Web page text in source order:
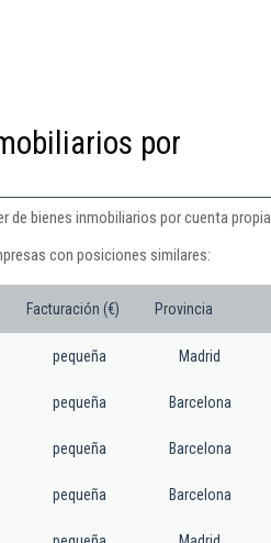
por
de bienes inmobiliarios por cuenta propia.
con posiciones similares:
Facturación (€) Provincia
pequeña Madrid
pequeña Barcelona
pequeña Barcelona
pequeña Barcelona